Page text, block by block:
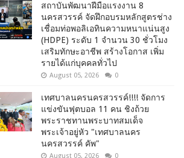
สถาบันพัฒนาฝีมือแรงงาน 8
นครสวรรค์ จัดฝึกอบรมหลักสูตรช่าง
เชื่อมท่อพอลิเอทินความหนาแน่นสูง
(HDPE) ระดับ 1 จำนวน 30 ชั่วโมง
เสริมทักษะอาชีพ สร้างโอกาส เพิ่ม
รายได้แก่บุคคลทั่วไป
August 05, 2026 0
เทศบาลนครนครสวรรค์!!!! จัดการ
แข่งขันฟุตบอล 11 คน ชิงถ้วย
พระราชทานพระบาทสมเด็จ
พระเจ้าอยู่หัว "เทศบาลนคร
นครสวรรค์ คัพ"
August 05, 2026 0